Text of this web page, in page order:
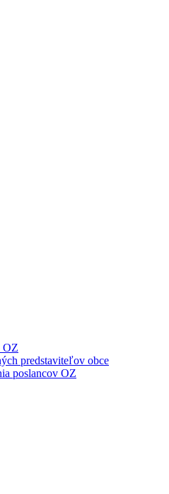
OZ
predstaviteľov obce
poslancov OZ